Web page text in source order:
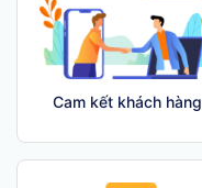
Cam kết khách hàng